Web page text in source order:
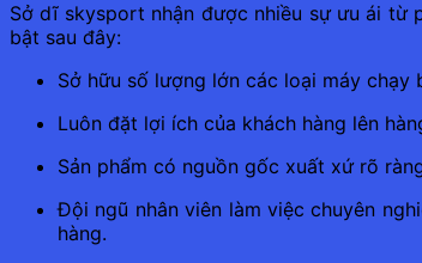
Sở dĩ skysport nhận được nhiều sự ưu ái từ
bật sau đây:
Sở hữu số lượng lớn các loại máy
Luôn đặt lợi ích của khách hàng lên
Sản phẩm có nguồn gốc xuất xứ rõ
Đội ngũ nhân viên làm việc chuyên
hàng.